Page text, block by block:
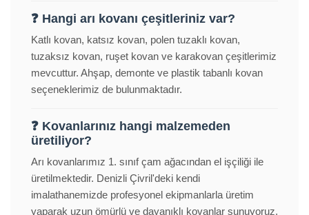
❓ Hangi arı kovanı çeşitleriniz var?
Katlı kovan, katsız kovan, polen tuzaklı kovan,
tuzaksız kovan, ruşet kovan ve karakovan çeşitlerimiz
mevcuttur. Ahşap, demonte ve plastik tabanlı kovan
seçeneklerimiz de bulunmaktadır.
❓ Kovanlarınız hangi malzemeden
üretiliyor?
Arı kovanlarımız 1. sınıf çam ağacından el işçiliği ile
üretilmektedir. Denizli Çivril'deki kendi
imalathanemizde profesyonel ekipmanlarla üretim
yaparak uzun ömürlü ve dayanıklı kovanlar sunuyoruz.